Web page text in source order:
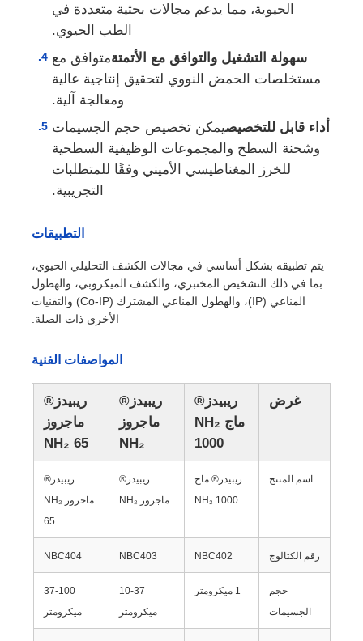
المنزل
الحيوية، مما يدعم مجالات بحثية متعددة في
الطب الحيوي.
سهولة التشغيل والتوافق مع الأتمتةمتوافق مع
مستخلصات الحمض النووي لتحقيق إنتاجية عالية
ومعالجة آلية.
أداء قابل للتخصيصيمكن تخصيص حجم الجسيمات
وشحنة السطح والمجموعات الوظيفية السطحية
للخرز المغناطيسي الأميني وفقًا للمتطلبات
التجريبية.
التطبيقات
يتم تطبيقه بشكل أساسي في مجالات الكشف التحليلي الحيوي،
بما في ذلك التشخيص المختبري، والكشف الميكروبي، والهطول
المناعي (IP)، والهطول المناعي المشترك (Co-IP) والتقنيات
الأخرى ذات الصلة.
المواصفات الفنية
غرض
ريبيدز®
ماج NH₂
1000
ريبيدز®
ماجروز
NH₂
ريبيدز®
ماجروز
NH₂ 65
اسم المنتج
ريبيدز® ماج
NH₂ 1000
ريبيدز®
ماجروز NH₂
ريبيدز®
ماجروز NH₂
65
رقم الكتالوج NBC402
NBC403
NBC404
حجم
الجسيمات
1 ميكرومتر
10-37
ميكرومتر
37-100
ميكرومتر